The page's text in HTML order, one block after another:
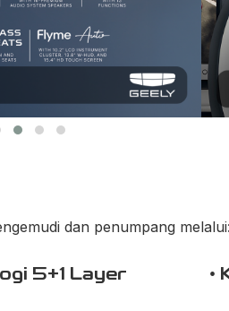
dan penumpang
5+1 Layer •